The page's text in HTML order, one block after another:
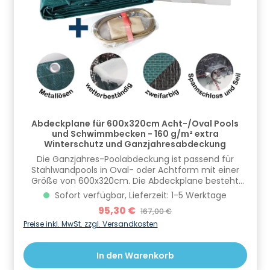
Abdeckplane für 600x320cm Acht-/Oval Pools
und Schwimmbecken - 160 g/m² extra
Winterschutz und Ganzjahresabdeckung
Die Ganzjahres-Poolabdeckung ist passend für
Stahlwandpools in Oval- oder Achtform mit einer
Größe von 600x320cm. Die Abdeckplane besteht
aus PEB-Gittergewebe und hat ein tatsächliches
Maß von 720x440cm und eine Stärke von 160g/m².
Mit Hilfe eines mitgelieferten Spannseils und eines
Spannschloss kann die Plane einfach befestigt und
Poolabdeckplane ist grün, die Unterseite schwarz
beschichtet. Im Sommer verhindert sie einen
Wärmeverlust über die Wasseroberfläche. Durch die
Sofort verfügbar, Lieferzeit: 1-5 Werktage
Verkaufspreis:
95,30 € Regulärer Preis:
167,00 €
Preise inkl. MwSt. zzgl. Versandkosten
In den Warenkorb